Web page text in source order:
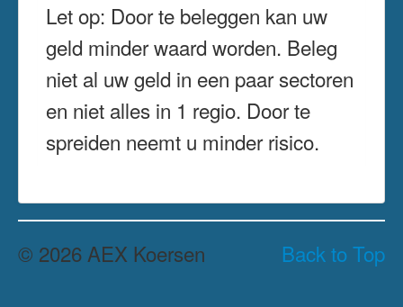
Let op: Door te beleggen kan uw
geld minder waard worden. Beleg
niet al uw geld in een paar sectoren
en niet alles in 1 regio. Door te
spreiden neemt u minder risico.
Back to Top
© 2026 AEX Koersen